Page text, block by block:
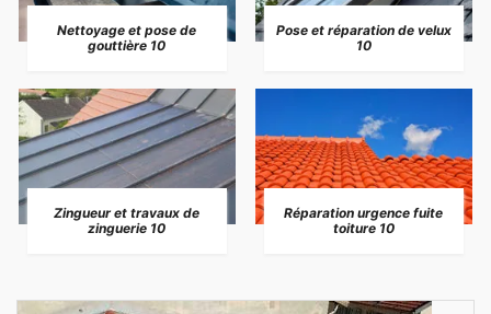
Nettoyage et pose de
gouttière 10
Pose et réparation de velux
10
Zingueur et travaux de
zinguerie 10
Réparation urgence fuite
toiture 10